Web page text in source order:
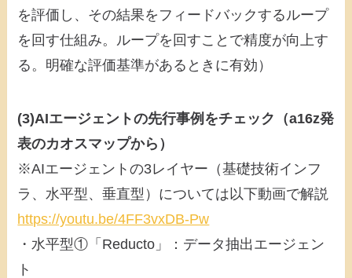
を評価し、その結果をフィードバックするループ
を回す仕組み。ループを回すことで精度が向上す
る。明確な評価基準があるときに有効）
(3)AIエージェントの先行事例をチェック（a16z発
表のカオスマップから）
※AIエージェントの3レイヤー（基礎技術インフ
ラ、水平型、垂直型）については以下動画で解説
https://youtu.be/4FF3vxDB-Pw
・水平型①「Reducto」：データ抽出エージェン
ト